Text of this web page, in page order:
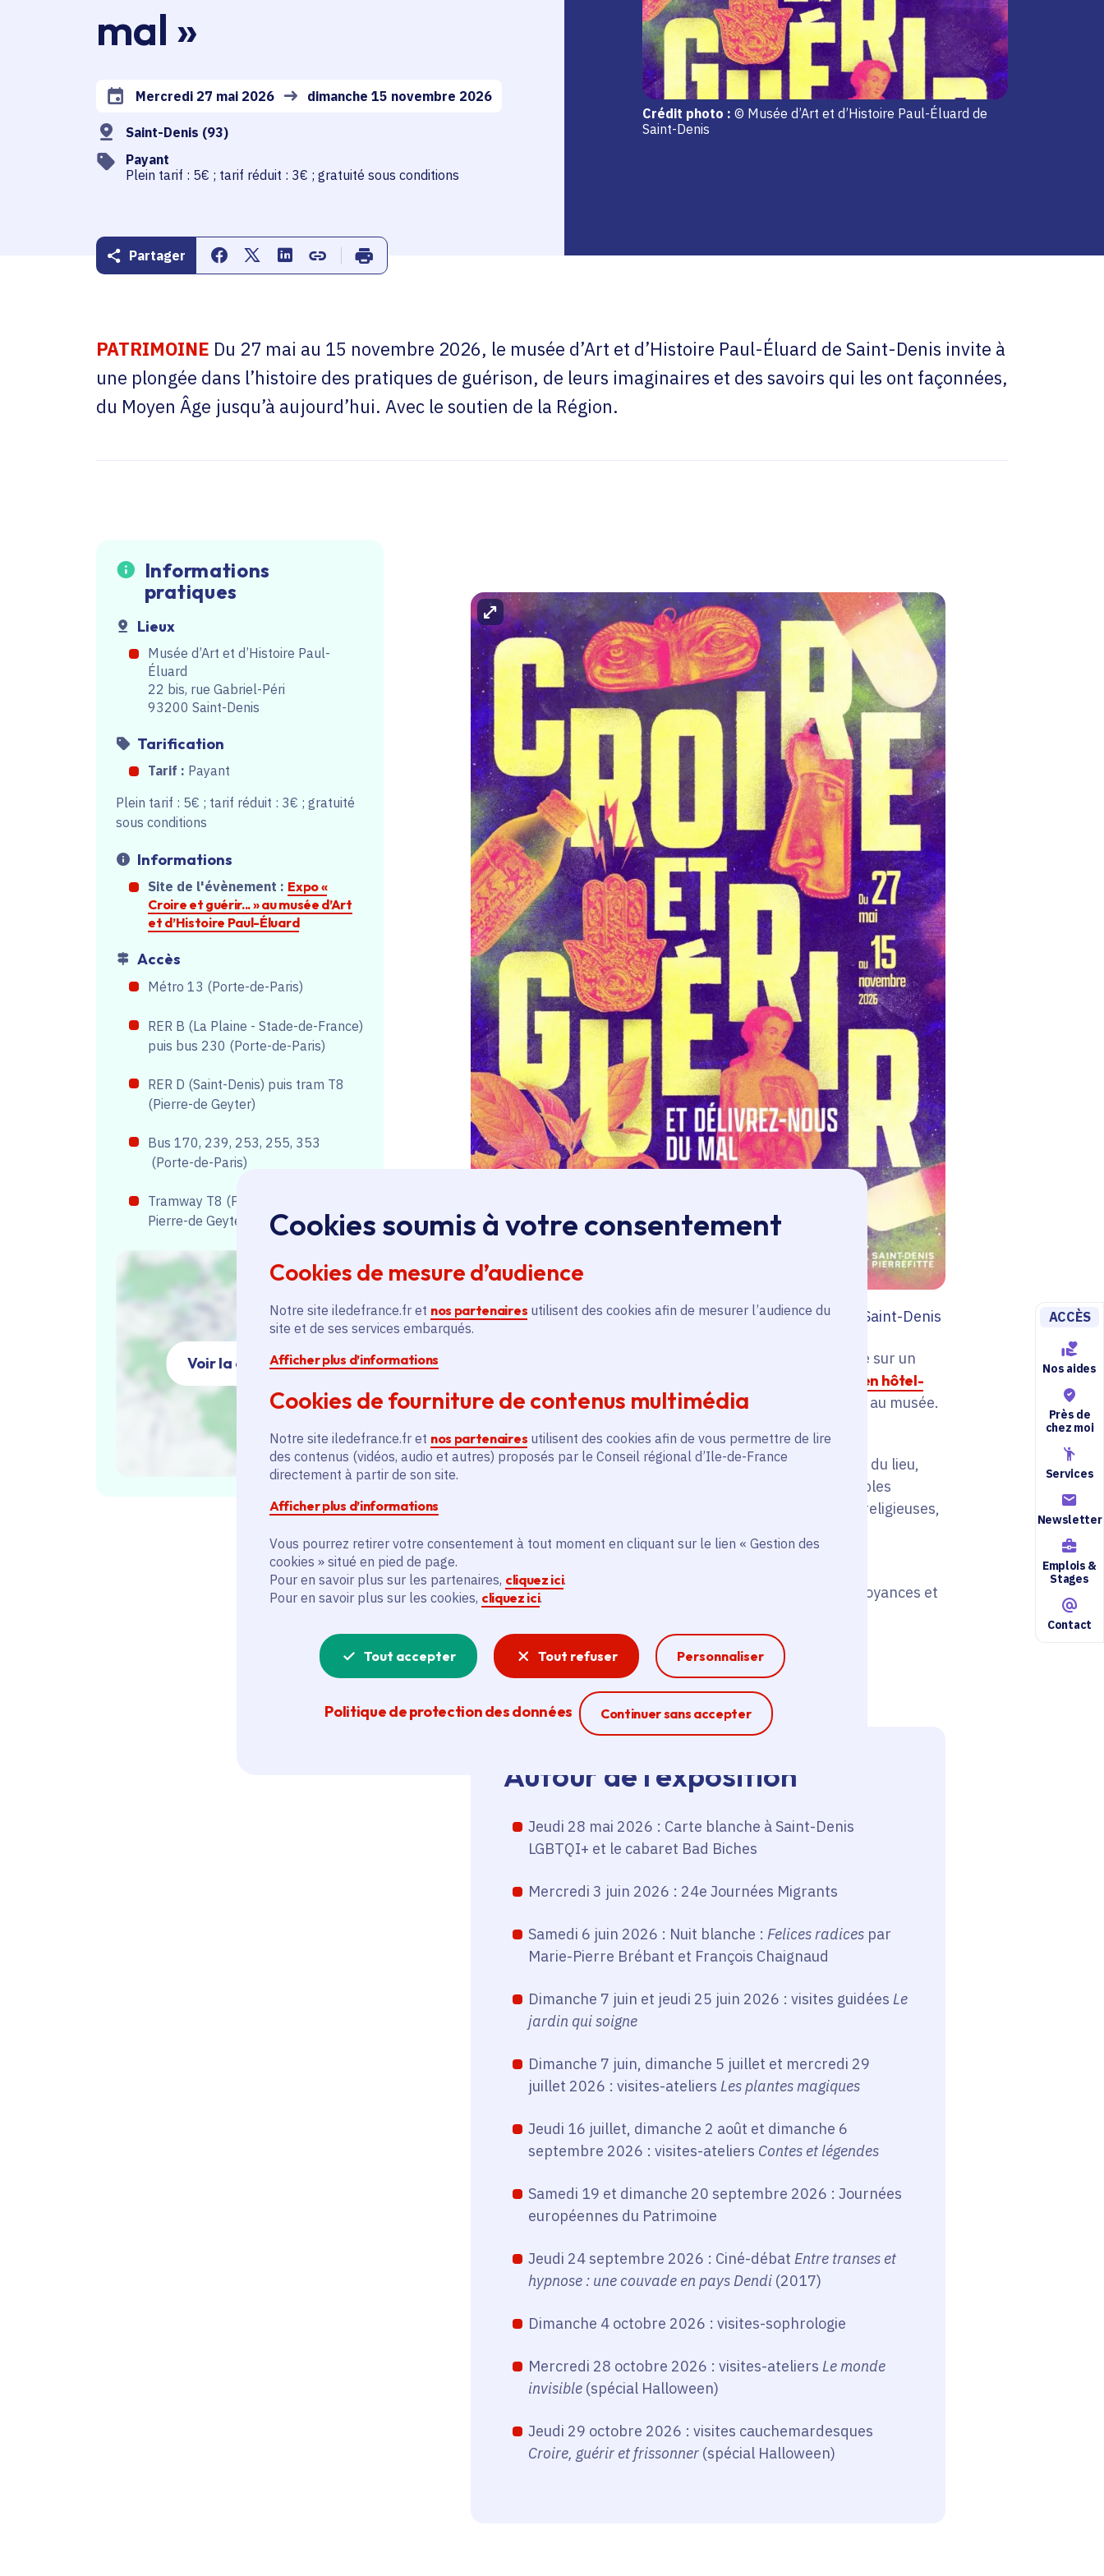
Cookies soumis à votre consentement
Cookies de mesure d’audience
Notre site iledefrance.fr et nos partenaires utilisent des cookies afin de mesurer l’audience du
site et de ses services embarqués.
Afficher plus d’informations
Cookies de fourniture de contenus multimédia
Notre site iledefrance.fr et nos partenaires utilisent des cookies afin de vous permettre de lire
des contenus (vidéos, audio et autres) proposés par le Conseil régional d’Ile-de-France
directement à partir de son site.
Afficher plus d’informations
Vous pourrez retirer votre consentement à tout moment en cliquant sur le lien « Gestion des
cookies » situé en pied de page.
Pour en savoir plus sur les partenaires, cliquez ici.
Pour en savoir plus sur les cookies, cliquez ici.
Tout accepter Tout refuser Personnaliser
Politique de protection des données Continuer sans accepter
Ferme la modale
ACCÈS
Nos aides
Près de
chez moi
Services
Newsletter
Emplois &
Stages
Contact
mal »
Date de l'arrêté
Mercredi 27 mai 2026 dimanche 15 novembre 2026
Saint-Denis (93)
Payant
Plein tarif : 5€ ; tarif réduit : 3€ ; gratuité sous conditions
Partager Partager sur Facebook
Partager sur Twitter
Partager sur Linkedin
Copier dans le presse-papier
Imprimer
Crédit photo : © Musée d’Art et d’Histoire Paul-Éluard de
Saint-Denis
PATRIMOINE Du 27 mai au 15 novembre 2026, le musée d’Art et d’Histoire Paul-Éluard de Saint-Denis invite à
une plongée dans l’histoire des pratiques de guérison, de leurs imaginaires et des savoirs qui les ont façonnées,
du Moyen Âge jusqu’à aujourd’hui. Avec le soutien de la Région.
Informations
pratiques
Lieux
Musée d’Art et d’Histoire Paul-
Éluard
22 bis, rue Gabriel-Péri
93200 Saint-Denis
Tarification
Tarif : Payant
Plein tarif : 5€ ; tarif réduit : 3€ ; gratuité
sous conditions
Informations
Site de l'évènement : Expo «
Croire et guérir... » au musée d’Art
et d’Histoire Paul-Éluard
Accès
Métro 13 (Porte-de-Paris)
RER B (La Plaine - Stade-de-France)
puis bus 230 (Porte-de-Paris)
RER D (Saint-Denis) puis tram T8
(Pierre-de Geyter)
Bus 170, 239, 253, 255, 353
(Porte-de-Paris)
Tramway T8 (Porte-de-Paris ou
Pierre-de Geyter)
Voir la carte
Agrandir l'image
Crédit photo :© Musée d’Art et d’Histoire Paul-Éluard de Saint-Denis
L'expo « Croire et guérir. Et délivrez-nous du mal » s’appuie sur un
l’ancien hôtel-
Dieu et de l’apothicaireriede Saint-Denis (93), conservées au musée.
En tirant parti de la singularité architecturale et spirituelle du lieu,
elle raconte à travers des exemples empruntés à de multiples
cultures, le phénomène de guérison dans ses dimensions religieuses,
Elle interroge les liens entre les nombreuses formes de croyances et
contemporaines.
Autour de l’exposition
Jeudi 28 mai 2026 : Carte blanche à Saint-Denis
LGBTQI+ et le cabaret Bad Biches
Mercredi 3 juin 2026 : 24e Journées Migrants
Samedi 6 juin 2026 : Nuit blanche : Felices radicespar
Marie-Pierre Brébant et François Chaignaud
Dimanche 7 juin et jeudi 25 juin 2026 : visites guidées Le
jardin qui soigne
Dimanche 7 juin, dimanche 5 juillet et mercredi 29
juillet 2026 : visites-ateliers Les plantes magiques
Jeudi 16 juillet, dimanche 2 août et dimanche 6
septembre 2026 : visites-ateliers Contes et légendes
Samedi 19 et dimanche 20 septembre 2026 : Journées
européennes du Patrimoine
Jeudi 24 septembre 2026 : Ciné-débat Entre transes et
hypnose : une couvade en pays Dendi(2017)
Dimanche 4 octobre 2026 : visites-sophrologie
Mercredi 28 octobre 2026 : visites-ateliers Le monde
invisible(spécial Halloween)
Jeudi 29 octobre 2026 : visites cauchemardesques
Croire, guérir et frissonner(spécial Halloween)